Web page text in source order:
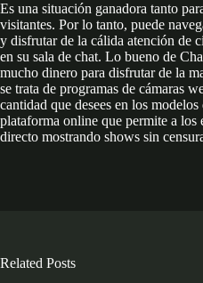
Es una situación ganadora tanto
visitantes. Por lo tanto, puede
y disfrutar de la cálida atención de
en su sala de chat. Lo bueno de
mucho dinero para disfrutar de la
se trata de programas de cámaras
cantidad que desees en los
plataforma online que permite a los
directo mostrando shows sin
Related Posts